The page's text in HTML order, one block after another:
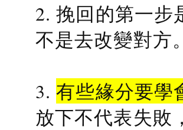
2. 挽回的第一步
不是去改變對方。
3.有些緣分要學
放下不代表失敗